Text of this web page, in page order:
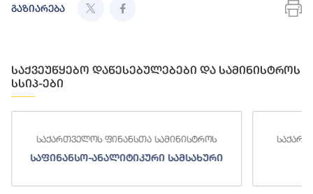
გაზიარება
საქვეუწყებო დაწესებულებები და სამინისტროს
სსიპ-ები
საქართველოს ფინანსთა სამინისტროს
საფინანსო-ანალიტიკური სამსახური